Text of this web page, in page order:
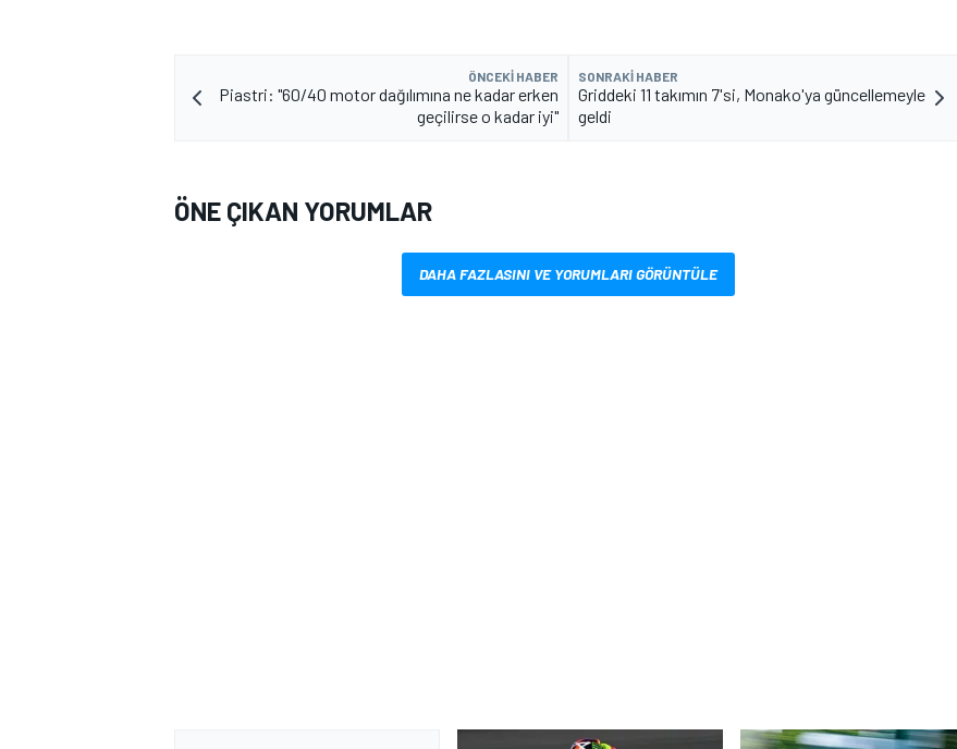
ÖNCEKI HABER
Piastri: "60/40 motor dağılımına ne kadar erken
geçilirse o kadar iyi"
SONRAKI HABER
Griddeki 11 takımın 7'si, Monako'ya güncellemeyle
geldi
ÖNE ÇIKAN YORUMLAR
DAHA FAZLASINI VE YORUMLARI GÖRÜNTÜLE